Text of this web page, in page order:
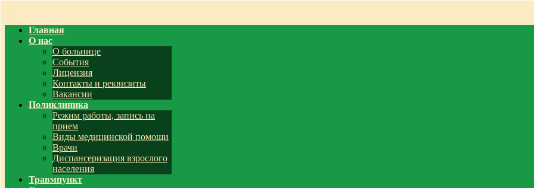
Главная
О нас
О больнице
События
Лицензия
Контакты и реквизиты
Вакансии
Поликлиника
Режим работы, запись на
прием
Виды медицинской помощи
Врачи
Диспансеризация взрослого
населения
Травмпункт